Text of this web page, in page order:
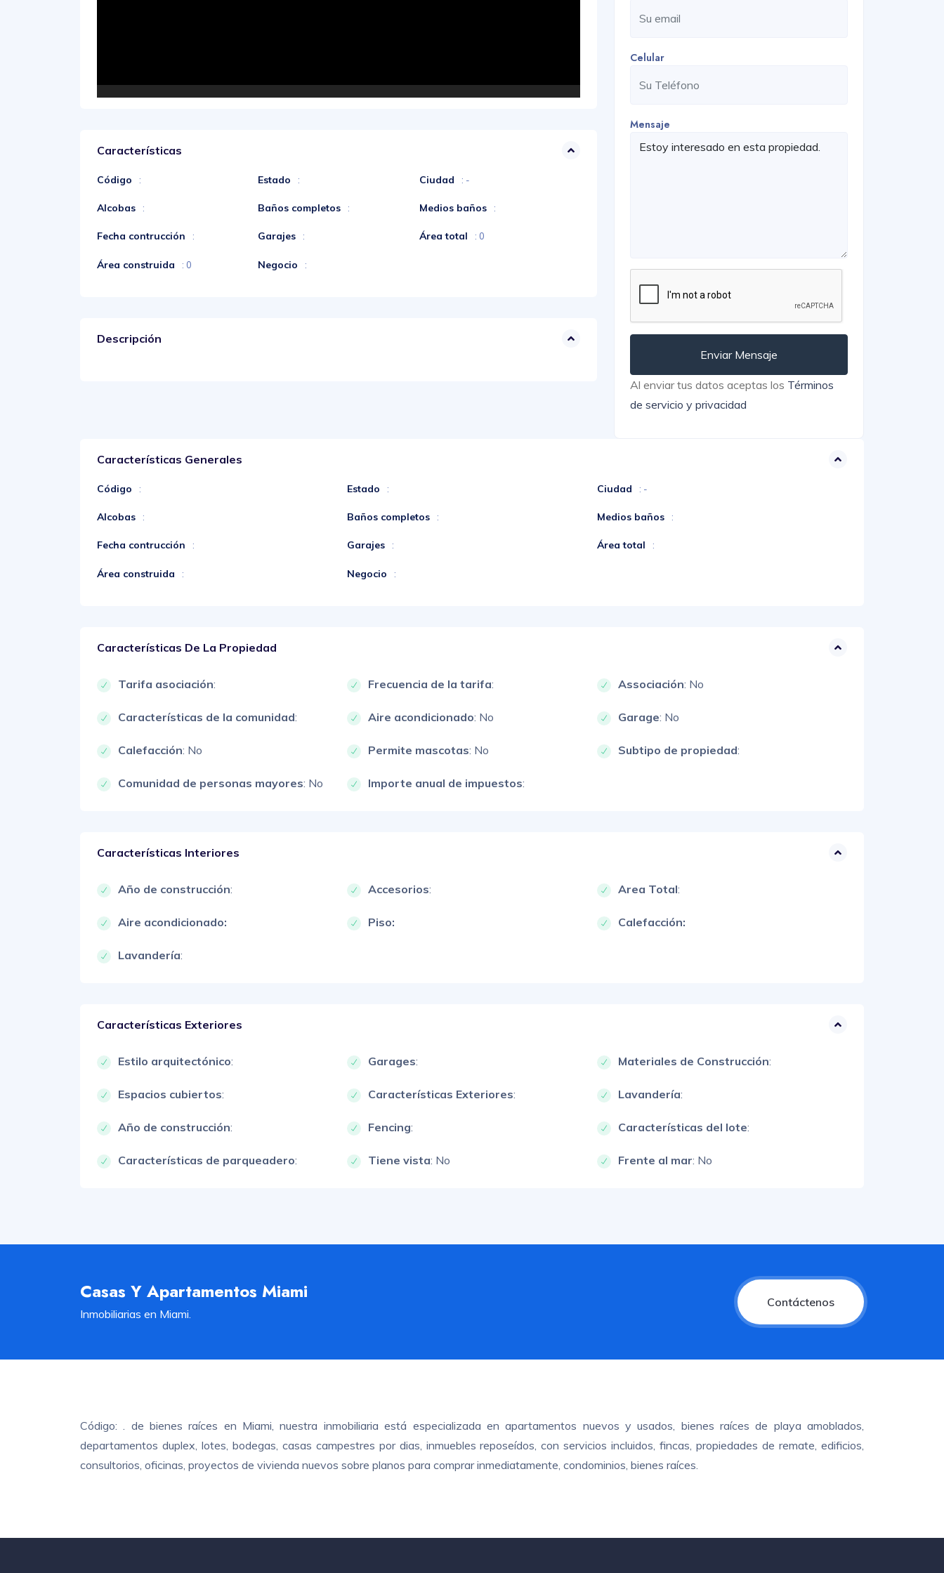
Características
Código : Estado : Ciudad : -
Alcobas : Baños completos : Medios baños :
Fecha contrucción : Garajes : Área total : 0
Área construida : 0 Negocio :
Descripción
Celular
Mensaje
Enviar Mensaje
Al enviar tus datos aceptas los Términos
de servicio y privacidad
Características Generales
Código : Estado : Ciudad : -
Alcobas : Baños completos : Medios baños :
Fecha contrucción : Garajes : Área total :
Área construida : Negocio :
Características De La Propiedad
Tarifa asociación: Frecuencia de la tarifa: Associación: No
Características de la comunidad: Aire acondicionado: No Garage: No
Calefacción: No Permite mascotas: No Subtipo de propiedad:
Comunidad de personas mayores: No Importe anual de impuestos:
Características Interiores
Año de construcción: Accesorios: Area Total:
Aire acondicionado: Piso: Calefacción:
Lavandería:
Características Exteriores
Estilo arquitectónico: Garages: Materiales de Construcción:
Espacios cubiertos: Características Exteriores: Lavandería:
Año de construcción: Fencing: Características del lote:
Características de parqueadero: Tiene vista: No Frente al mar: No
Casas Y Apartamentos Miami
Inmobiliarias en Miami.
Contáctenos
Código: . de bienes raíces en Miami, nuestra inmobiliaria está especializada en apartamentos nuevos y usados, bienes raíces de playa amoblados,
departamentos duplex, lotes, bodegas, casas campestres por dias, inmuebles reposeídos, con servicios incluidos, fincas, propiedades de remate, edificios,
consultorios, oficinas, proyectos de vivienda nuevos sobre planos para comprar inmediatamente, condominios, bienes raíces.